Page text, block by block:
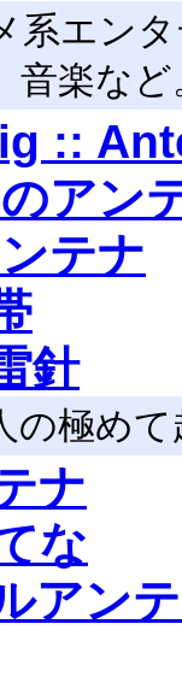
系エン
音楽など
::
アン
テナ
針
の極め
ナ
な
アン